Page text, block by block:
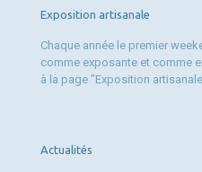
Exposition artisanale
Chaque année le premier
comme exposante et comme
à la page "Exposition
Actualités